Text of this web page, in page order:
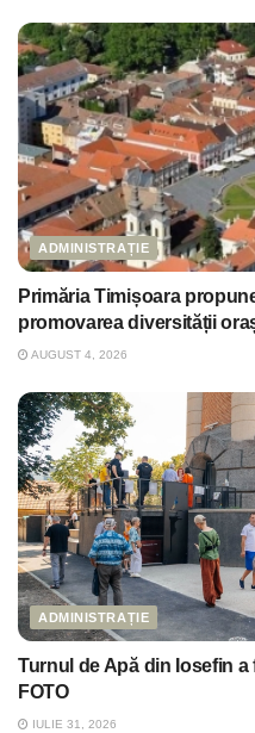
ADMINISTRAȚIE
Primăria Timișoara
promovarea diversității
AUGUST 4, 2026
ADMINISTRAȚIE
Turnul de Apă din Iosefin
FOTO
IULIE 31, 2026